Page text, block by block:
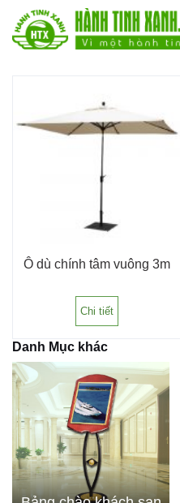
Ô dù chính tâm vuông 3m
Chi tiết
Danh Mục khác